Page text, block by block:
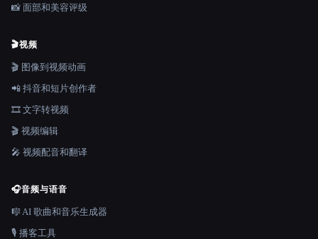
📸 面部和美容评级
🎬视频
🎬 图像到视频动画
📲 抖音和短片创作者
🎞️ 文字转视频
🎬 视频编辑
🎤 视频配音和翻译
🎧音频与语音
🎼 AI 歌曲和音乐生成器
🎙️ 播客工具